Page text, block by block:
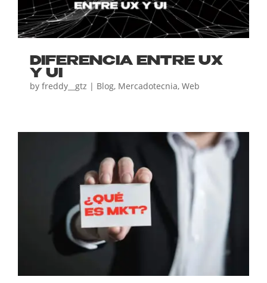
DIFERENCIA ENTRE UX
Y UI
by freddy__gtz | Blog, Mercadotecnia, Web